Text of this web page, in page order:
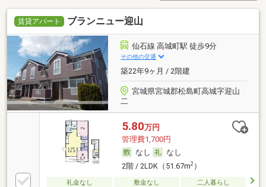
賃貸アパート ブランニュー迎山
仙石線 高城町駅 徒歩9分
その他の交通
築22年9ヶ月 / 2階建
宮城県宮城郡松島町高城字迎山
二
5.80万円
管理費1,700円
なし
なし
2階 / 2LDK（51.67m2）
礼金なし 敷金なし
二人暮らし